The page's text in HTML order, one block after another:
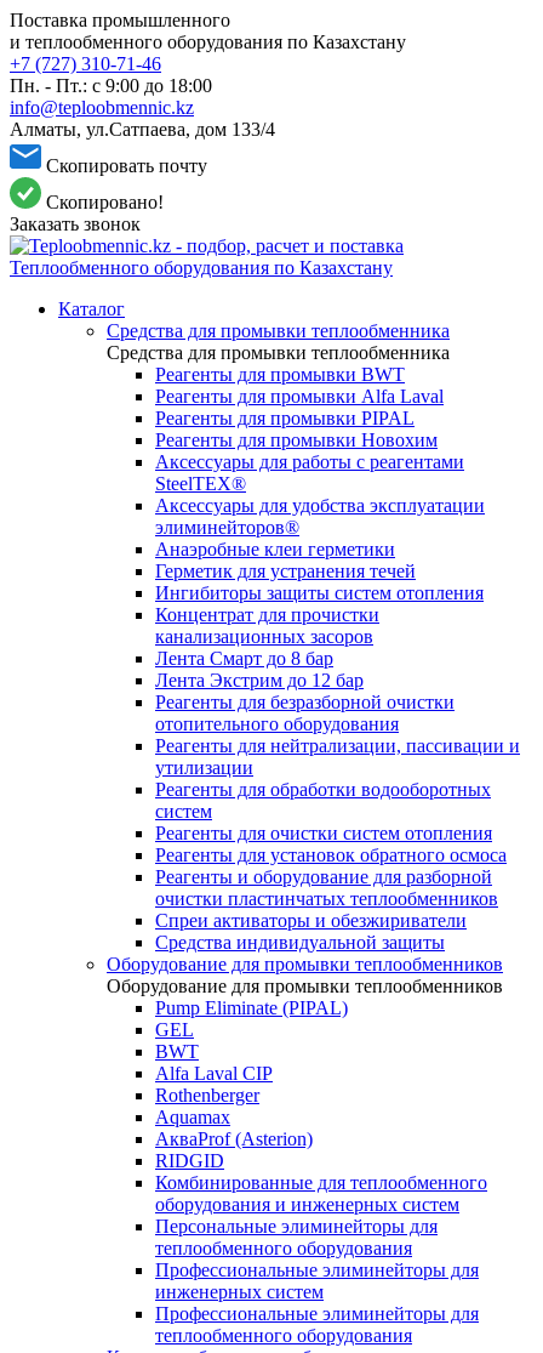
Поставка промышленного
и теплообменного оборудования по Казахстану
+7 (727) 310-71-46
Пн. - Пт.: с 9:00 до 18:00
info@teploobmennic.kz
Алматы, ул.Сатпаева, дом 133/4
Скопировать почту
Скопировано!
Заказать звонок
Каталог
Средства для промывки теплообменника
Средства для промывки теплообменника
Реагенты для промывки BWT
Реагенты для промывки Alfa Laval
Реагенты для промывки PIPAL
Реагенты для промывки Новохим
Аксессуары для работы с реагентами
SteelTEX®
Аксессуары для удобства эксплуатации
элиминейторов®
Анаэробные клеи герметики
Герметик для устранения течей
Ингибиторы защиты систем отопления
Концентрат для прочистки
канализационных засоров
Лента Смарт до 8 бар
Лента Экстрим до 12 бар
Реагенты для безразборной очистки
отопительного оборудования
Реагенты для нейтрализации, пассивации и
утилизации
Реагенты для обработки водооборотных
систем
Реагенты для очистки систем отопления
Реагенты для установок обратного осмоса
Реагенты и оборудование для разборной
очистки пластинчатых теплообменников
Спреи активаторы и обезжириватели
Средства индивидуальной защиты
Оборудование для промывки теплообменников
Оборудование для промывки теплообменников
Pump Eliminate (PIPAL)
GEL
BWT
Alfa Laval CIP
Rothenberger
Aquamax
АкваProf (Asterion)
RIDGID
Комбинированные для теплообменного
оборудования и инженерных систем
Персональные элиминейторы для
теплообменного оборудования
Профессиональные элиминейторы для
инженерных систем
Профессиональные элиминейторы для
теплообменного оборудования